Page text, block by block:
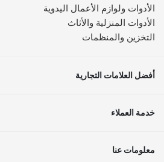
الأدوات ولوازم الأعمال اليدوية
الأدوات المنزلية والأثاث
التخزين والمنظمات
أفضل العلامات التجارية
خدمة العملاء
معلومات عنا